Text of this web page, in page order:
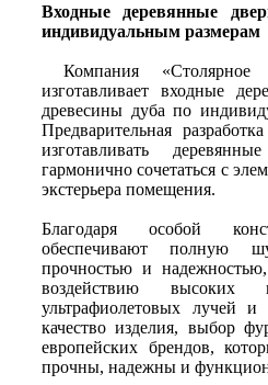
Входные деревянные
индивидуальным размерам
Компания «Столярное
изготавливает входные
древесины дуба по
Предварительная
изготавливать
гармонично сочетаться с
экстерьера помещения.
Благодаря особой
обеспечивают полную
прочностью и
воздействию высоких
ультрафиолетовых лучей
качество изделия, выбор
европейских брендов,
прочны, надежны и